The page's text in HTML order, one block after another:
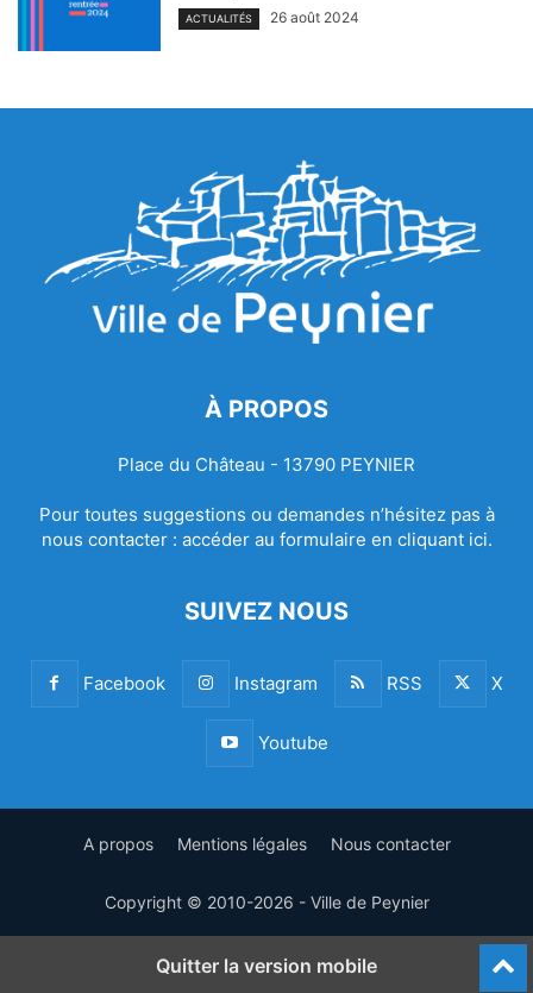
ACTUALITÉS 26 août 2024
À PROPOS
Place du Château - 13790 PEYNIER
Pour toutes suggestions ou demandes n’hésitez pas à
nous contacter : accéder au formulaire en cliquant ici.
SUIVEZ NOUS
Facebook Instagram RSS X
Youtube
A propos Mentions légales Nous contacter
Copyright © 2010-2026 - Ville de Peynier
Quitter la version mobile